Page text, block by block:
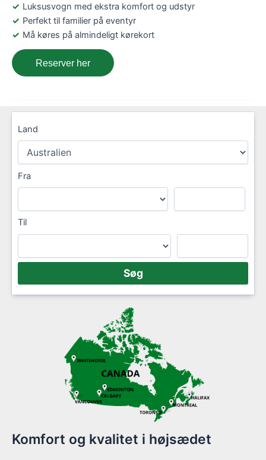
Luksusvogn med ekstra komfort og udstyr
Perfekt til familier på eventyr
Må køres på almindeligt kørekort
Reserver her
Land
Fra
Til
Komfort og kvalitet i højsædet